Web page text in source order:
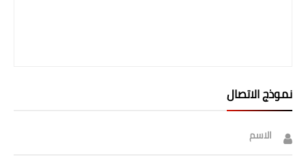
نموذج الاتصال
الاسم